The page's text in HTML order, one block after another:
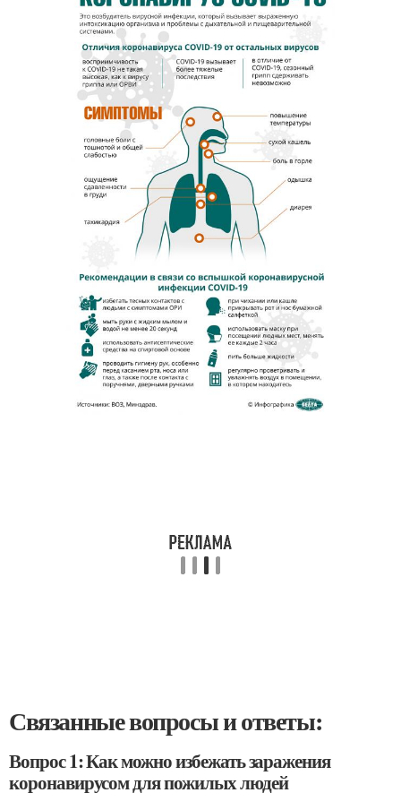
Связанные вопросы и ответы:
Вопрос 1: Как можно избежать заражения
коронавирусом для пожилых людей